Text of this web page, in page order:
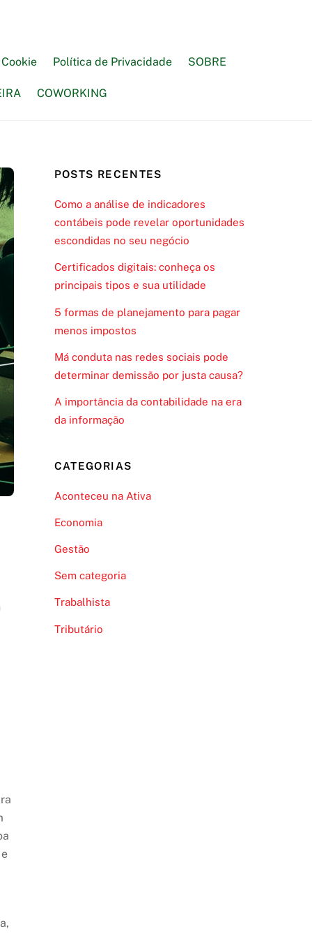
Política de Privacidade SOBRE
COWORKING
POSTS RECENTES
Como a análise de indicadores
contábeis pode revelar oportunidades
escondidas no seu negócio
Certificados digitais: conheça os
principais tipos e sua utilidade
5 formas de planejamento para pagar
menos impostos
Má conduta nas redes sociais pode
determinar demissão por justa causa?
A importância da contabilidade na era
da informação
CATEGORIAS
Aconteceu na Ativa
Economia
Gestão
Sem categoria
Trabalhista
Tributário